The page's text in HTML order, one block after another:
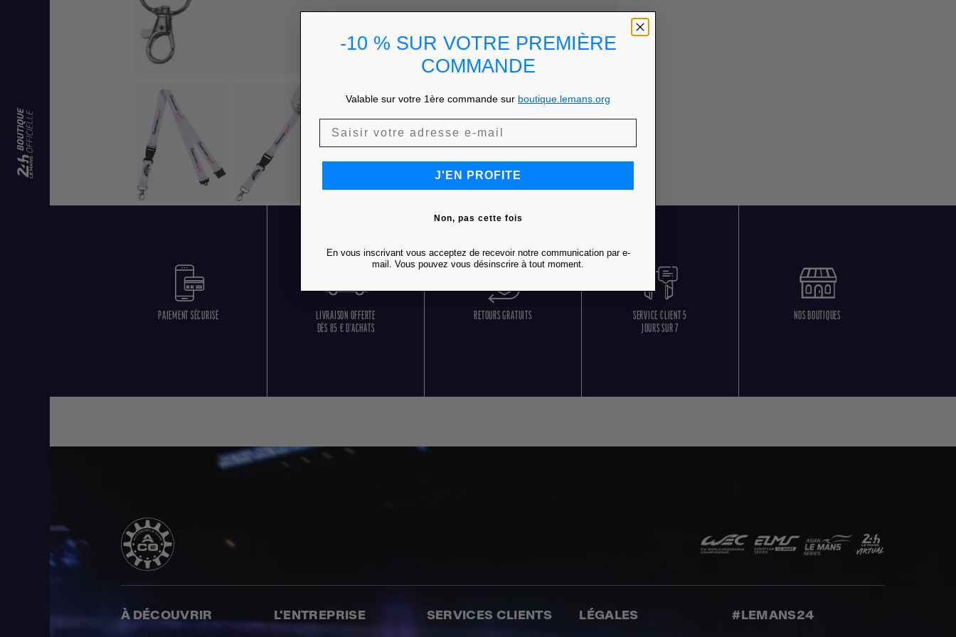
PAIEMENT SÉCURISÉ
LIVRAISON OFFERTE
DÈS 85 € D'ACHATS
RETOURS GRATUITS
SERVICE CLIENT 5
JOURS SUR 7
NOS BOUTIQUES
À DÉCOUVRIR L'ENTREPRISE SERVICES CLIENTS LÉGALES #LEMANS24
-10 % SUR VOTRE PREMIÈRE
COMMANDE
Valable sur votre 1ère commande sur boutique.lemans.org
J'EN PROFITE
Non, pas cette fois
En vous inscrivant vous acceptez de recevoir notre communication par e-
mail. Vous pouvez vous désinscrire à tout moment.